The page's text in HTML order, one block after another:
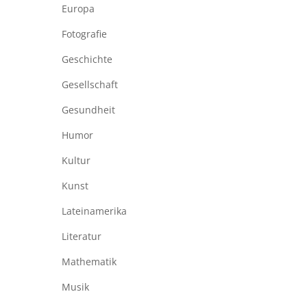
Europa
Fotografie
Geschichte
Gesellschaft
Gesundheit
Humor
Kultur
Kunst
Lateinamerika
Literatur
Mathematik
Musik